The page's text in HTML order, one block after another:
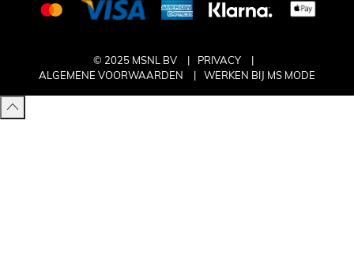
© 2025 MSNL BV
PRIVACY
ALGEMENE VOORWAARDEN
WERKEN BIJ MS MODE